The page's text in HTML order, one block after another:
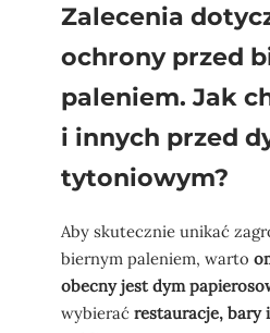
Zalecenia
ochrony przed
paleniem. Jak
i innych przed
tytoniowym?
Aby skutecznie unikać
biernym paleniem, warto
obecny jest dym
wybierać restauracje, bary